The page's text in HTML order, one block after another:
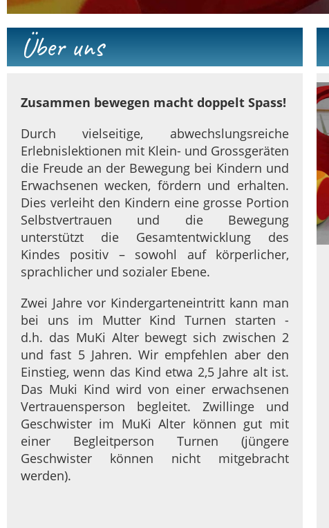
Über uns
Zusammen bewegen macht doppelt Spass!
Durch vielseitige, abwechslungsreiche
Erlebnislektionen mit Klein- und Grossgeräten
die Freude an der Bewegung bei Kindern und
Erwachsenen wecken, fördern und erhalten.
Dies verleiht den Kindern eine grosse Portion
Selbstvertrauen und die Bewegung
unterstützt die Gesamtentwicklung des
Kindes positiv – sowohl auf körperlicher,
sprachlicher und sozialer Ebene.
Zwei Jahre vor Kindergarteneintritt kann man
bei uns im Mutter Kind Turnen starten -
d.h. das MuKi Alter bewegt sich zwischen 2
und fast 5 Jahren. Wir empfehlen aber den
Einstieg, wenn das Kind etwa 2,5 Jahre alt ist.
Das Muki Kind wird von einer erwachsenen
Vertrauensperson begleitet. Zwillinge und
Geschwister im MuKi Alter können gut mit
einer Begleitperson Turnen (jüngere
Geschwister können nicht mitgebracht
werden).